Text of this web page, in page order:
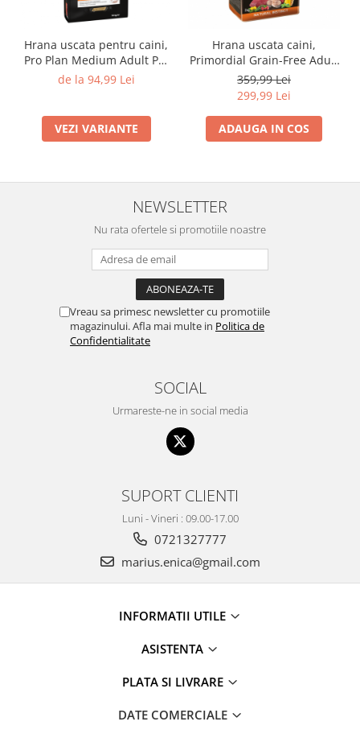
Hrana uscata pentru caini,
Pro Plan Medium Adult Pui
si Orez
de la 94,99 Lei
VEZI VARIANTE
Hrana uscata caini,
Primordial Grain-Free Adult
Macrou si Bivol, 12 Kg
359,99 Lei
299,99 Lei
ADAUGA IN COS
NEWSLETTER
Nu rata ofertele si promotiile noastre
Vreau sa primesc newsletter cu promotiile
magazinului. Afla mai multe in Politica de
Confidentialitate
SOCIAL
Urmareste-ne in social media
SUPORT CLIENTI
Luni - Vineri : 09.00-17.00
0721327777
marius.enica@gmail.com
INFORMATII UTILE
ASISTENTA
PLATA SI LIVRARE
DATE COMERCIALE